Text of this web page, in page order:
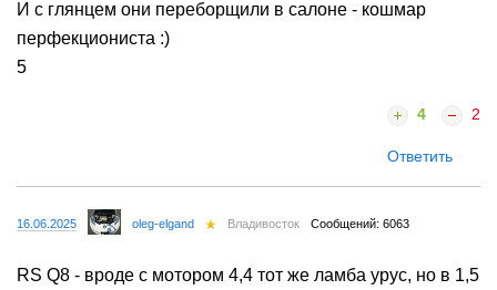
И с глянцем они переборщили в салоне - кошмар
перфекциониста :)
5
4 2
Ответить
16.06.2025 oleg-elgand Владивосток Сообщений: 6063
RS Q8 - вроде с мотором 4,4 тот же ламба урус, но в 1,5